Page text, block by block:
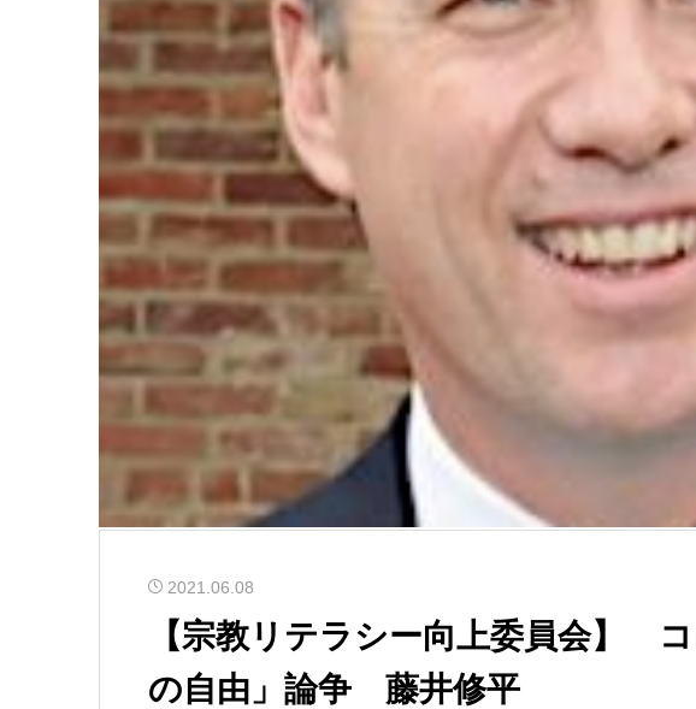
2021.06.08
【宗教リテラシー向上委員会】
の自由」論争 藤井修平